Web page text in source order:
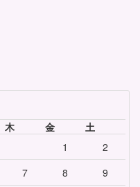
木 金
土
1
2
7 8
9